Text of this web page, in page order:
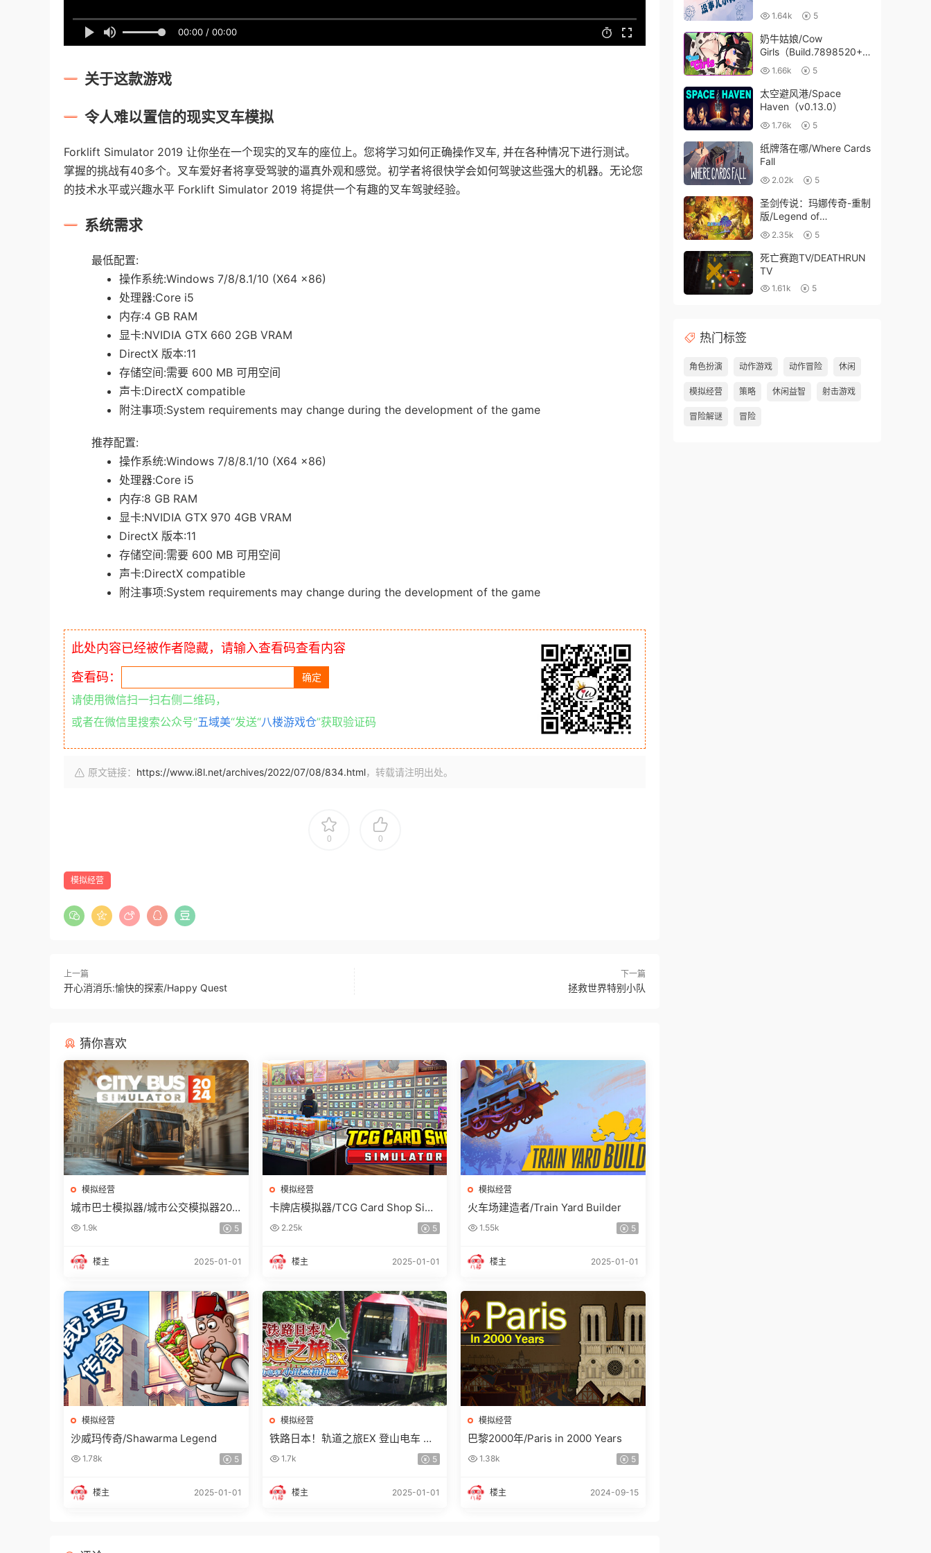
00:00 / 00:00
关于这款游戏
令人难以置信的现实叉车模拟
Forklift Simulator 2019 让你坐在一个现实的叉车的座位上。您将学习如何正确操作叉车, 并在各种情况下进行测试。
掌握的挑战有40多个。叉车爱好者将享受驾驶的逼真外观和感觉。初学者将很快学会如何驾驶这些强大的机器。无论您
的技术水平或兴趣水平 Forklift Simulator 2019 将提供一个有趣的叉车驾驶经验。
系统需求
最低配置:
操作系统:Windows 7/8/8.1/10 (X64 x86)
处理器:Core i5
内存:4 GB RAM
显卡:NVIDIA GTX 660 2GB VRAM
DirectX 版本:11
存储空间:需要 600 MB 可用空间
声卡:DirectX compatible
附注事项:System requirements may change during the development of the game
推荐配置:
操作系统:Windows 7/8/8.1/10 (X64 x86)
处理器:Core i5
内存:8 GB RAM
显卡:NVIDIA GTX 970 4GB VRAM
DirectX 版本:11
存储空间:需要 600 MB 可用空间
声卡:DirectX compatible
附注事项:System requirements may change during the development of the game
此处内容已经被作者隐藏，请输入查看码查看内容
查看码：
请使用微信扫一扫右侧二维码，
或者在微信里搜索公众号“五域美“发送“八楼游戏仓”获取验证码
原文链接： https://www.i8l.net/archives/2022/07/08/834.html，转载请注明出处。
0 0
模拟经营
上一篇
开心消消乐:愉快的探索/Happy Quest
下一篇
拯救世界特别小队
猜你喜欢
模拟经营
城市巴士模拟器/城市公交模拟器202
4/City Bus Simulator 2024
1.9k 5
楼主 2025-01-01
模拟经营
卡牌店模拟器/TCG Card Shop Simu
lator
2.25k 5
楼主 2025-01-01
模拟经营
火车场建造者/Train Yard Builder
1.55k 5
楼主 2025-01-01
模拟经营
沙威玛传奇/Shawarma Legend
1.78k 5
楼主 2025-01-01
模拟经营
铁路日本！轨道之旅EX 登山电车 小
田急箱根篇
1.7k 5
楼主 2025-01-01
模拟经营
巴黎2000年/Paris in 2000 Years
1.38k 5
楼主 2024-09-15
1.64k 5
奶牛姑娘/Cow
Girls（Build.7898520+D
LC）1.66k 5
太空避风港/Space
Haven（v0.13.0）
1.76k 5
纸牌落在哪/Where Cards
Fall
2.02k 5
圣剑传说：玛娜传奇-重制
版/Legend of
Mana（V1.1.0-支持手
柄）
2.35k 5
死亡赛跑TV/DEATHRUN
TV
1.61k 5
热门标签
角色扮演 动作游戏 动作冒险 休闲
模拟经营 策略 休闲益智 射击游戏
冒险解谜 冒险